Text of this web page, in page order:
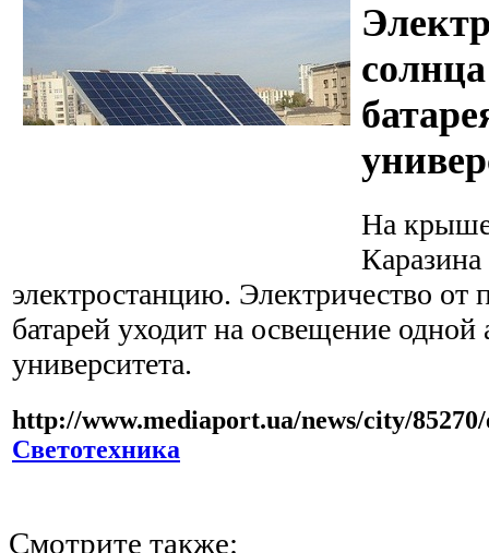
На крыше
электростанцию. Электричество от
батарей уходит на освещение одной
университета.
http://www.mediaport.ua/news/city/
Светотехника
Смотрите также: